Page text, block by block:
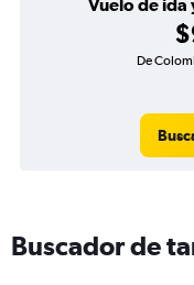
Vuelo de ida
De
Buscador de